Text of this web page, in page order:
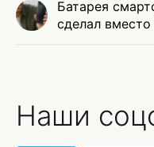
Батарея
сделал
Наши